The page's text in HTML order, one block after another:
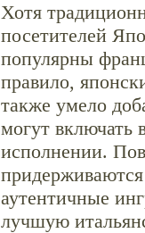
Хотя
посетителей
популярны
правило,
также умело
могут включать
исполнении.
аутентичные
лучшую